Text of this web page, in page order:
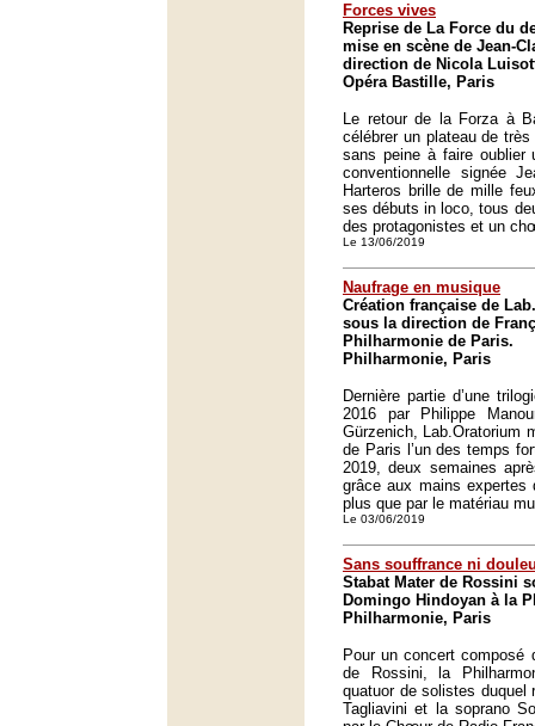
Forces vives
Reprise de La Force du
mise en scène de Jean-
direction de Nicola
Opéra Bastille, Paris
Le retour de la Forza à
célébrer un plateau de
sans peine à faire oublier
conventionnelle signée
Harteros brille de mille
ses débuts in loco, tous
des protagonistes et un
Le 13/06/2019
Naufrage en musique
Création française de
sous la direction de
Philharmonie de Paris.
Philharmonie, Paris
Dernière partie d’une
2016 par Philippe
Gürzenich, Lab.Oratorium
de Paris l’un des temps
2019, deux semaines
grâce aux mains expertes
plus que par le matériau
Le 03/06/2019
Sans souffrance ni
Stabat Mater de Rossini
Domingo Hindoyan à la
Philharmonie, Paris
Pour un concert composé
de Rossini, la
quatuor de solistes duquel
Tagliavini et la soprano